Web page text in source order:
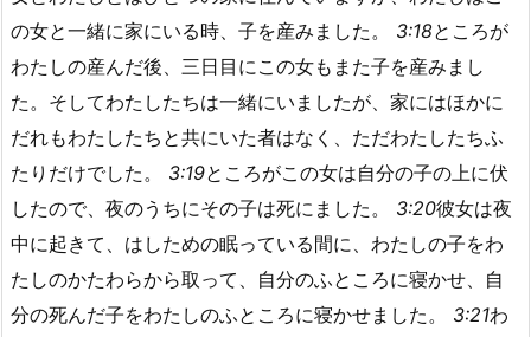
の女と一緒に家にいる時、子を産みました。 3:18ところが
わたしの産んだ後、三日目にこの女もまた子を産みまし
た。そしてわたしたちは一緒にいましたが、家にはほかに
だれもわたしたちと共にいた者はなく、ただわたしたちふ
たりだけでした。 3:19ところがこの女は自分の子の上に伏
したので、夜のうちにその子は死にました。 3:20彼女は夜
中に起きて、はしための眠っている間に、わたしの子をわ
たしのかたわらから取って、自分のふところに寝かせ、自
分の死んだ子をわたしのふところに寝かせました。 3:21わ